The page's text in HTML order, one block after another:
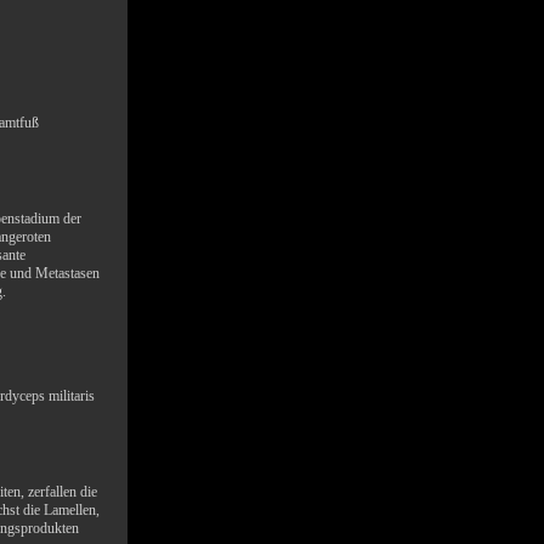
der
und Metastasen
militaris
zerfallen die
die Lamellen,